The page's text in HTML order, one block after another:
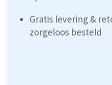
Gratis levering &
zorgeloos besteld